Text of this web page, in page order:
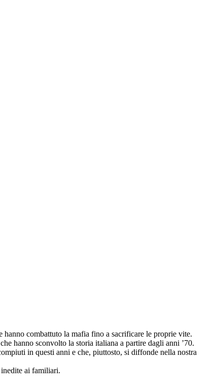
combattuto la mafia fino a sacrificare le proprie vite.
hanno sconvolto la storia italiana a partire dagli anni ’70.
in questi anni e che, piuttosto, si diffonde nella nostra
ai familiari.